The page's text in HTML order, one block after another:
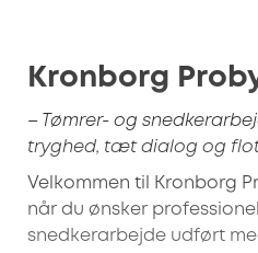
Kronborg
– Tømrer- og
tryghed, tæt dialog og
Velkommen til Kronborg
når du ønsker
snedkerarbejde udført